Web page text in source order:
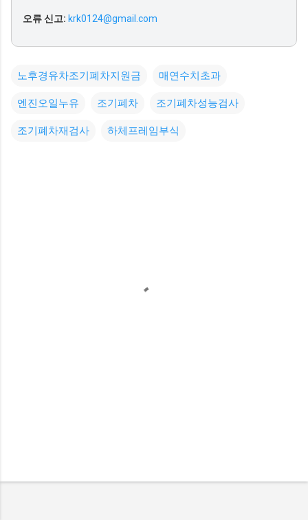
오류 신고: krk0124@gmail.com
노후경유차조기폐차지원금 매연수치초과
엔진오일누유 조기폐차 조기폐차성능검사
조기폐차재검사 하체프레임부식